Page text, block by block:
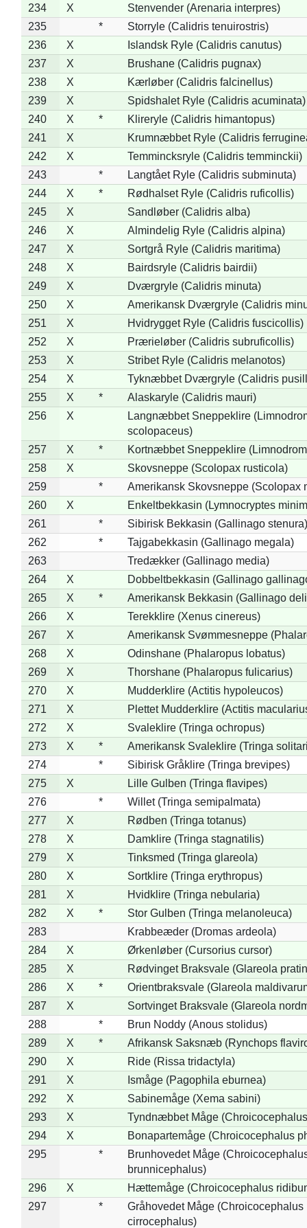
234 X
Stenvender (Arenaria interpres)
235
*
Storryle (Calidris tenuirostris)
236
X
Islandsk Ryle (Calidris canutus)
237
X
Brushane (Calidris pugnax)
238
X
Kærløber (Calidris falcinellus)
239
X
Spidshalet Ryle (Calidris acuminata)
240
X *
Klireryle (Calidris himantopus)
241
X
Krumnæbbet Ryle (Calidris
242
X
Temmincksryle (Calidris temminckii)
243
*
Langtået Ryle (Calidris subminuta)
244
X *
Rødhalset Ryle (Calidris ruficollis)
245
X
Sandløber (Calidris alba)
246
X
Almindelig Ryle (Calidris alpina)
247
X
Sortgrå Ryle (Calidris maritima)
248
X
Bairdsryle (Calidris bairdii)
249
X
Dværgryle (Calidris minuta)
250
X
Amerikansk Dværgryle (Calidris
251
X
Hvidrygget Ryle (Calidris fuscicollis)
252
X
Prærieløber (Calidris subruficollis)
253
X
Stribet Ryle (Calidris melanotos)
254
X
Tyknæbbet Dværgryle (Calidris
255
X *
Alaskaryle (Calidris mauri)
256
X
Langnæbbet Sneppeklire
scolopaceus)
257
X *
Kortnæbbet Sneppeklire
258
X
Skovsneppe (Scolopax rusticola)
259
*
Amerikansk Skovsneppe (Scolopax
260
X
Enkeltbekkasin (Lymnocryptes
261
*
Sibirisk Bekkasin (Gallinago stenura)
262
*
Tajgabekkasin (Gallinago megala)
263
Tredækker (Gallinago media)
264
X
Dobbeltbekkasin (Gallinago
265
X *
Amerikansk Bekkasin (Gallinago
266
X
Terekklire (Xenus cinereus)
267
X
Amerikansk Svømmesneppe
268
X
Odinshane (Phalaropus lobatus)
269
X
Thorshane (Phalaropus fulicarius)
270
X
Mudderklire (Actitis hypoleucos)
271
X
Plettet Mudderklire (Actitis
272
X
Svaleklire (Tringa ochropus)
273
X *
Amerikansk Svaleklire (Tringa
274
*
Sibirisk Gråklire (Tringa brevipes)
275
X
Lille Gulben (Tringa flavipes)
276
*
Willet (Tringa semipalmata)
277
X
Rødben (Tringa totanus)
278
X
Damklire (Tringa stagnatilis)
279
X
Tinksmed (Tringa glareola)
280
X
Sortklire (Tringa erythropus)
281
X
Hvidklire (Tringa nebularia)
282
X *
Stor Gulben (Tringa melanoleuca)
283
Krabbeæder (Dromas ardeola)
284
X
Ørkenløber (Cursorius cursor)
285
X
Rødvinget Braksvale (Glareola
286
X *
Orientbraksvale (Glareola
287
X
Sortvinget Braksvale (Glareola
288
*
Brun Noddy (Anous stolidus)
289
X *
Afrikansk Saksnæb (Rynchops
290
X
Ride (Rissa tridactyla)
291
X
Ismåge (Pagophila eburnea)
292
X
Sabinemåge (Xema sabini)
293
X
Tyndnæbbet Måge
294
X
Bonapartemåge (Chroicocephalus
295
*
Brunhovedet Måge
brunnicephalus)
296
X
Hættemåge (Chroicocephalus
297
*
Gråhovedet Måge (Chroicocephalus
cirrocephalus)